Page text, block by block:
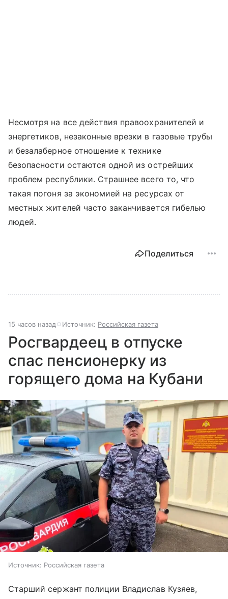
Несмотря на все действия правоохранителей и
энергетиков, незаконные врезки в газовые трубы
и безалаберное отношение к технике
безопасности остаются одной из острейших
проблем республики. Страшнее всего то, что
такая погоня за экономией на ресурсах от
местных жителей часто заканчивается гибелью
людей.
Поделиться
15 часов назад Источник: Российская газета
Росгвардеец в отпуске
спас пенсионерку из
горящего дома на Кубани
Источник: Российская газета
Старший сержант полиции Владислав Кузяев,